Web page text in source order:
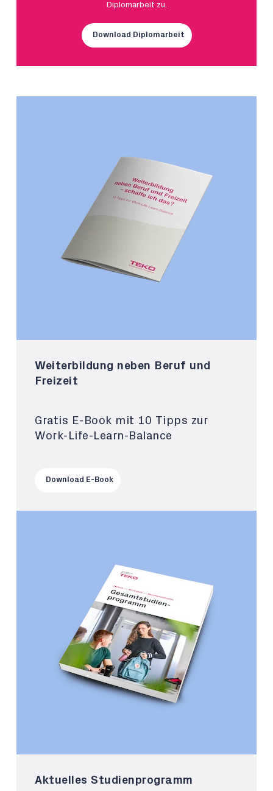
Diplomarbeit zu.
Download Diplomarbeit
Weiterbildung neben Beruf und
Freizeit
Gratis E-Book mit 10 Tipps zur
Work-Life-Learn-Balance
Download E-Book
Aktuelles Studienprogramm